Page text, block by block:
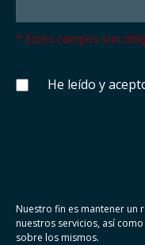
* Estos campos son
He leído y
Nuestro fin es mantener un
nuestros servicios, así
sobre los mismos.